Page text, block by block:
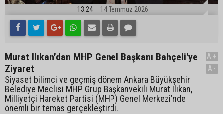
13:24 14 Temmuz 2026
Murat Ilıkan’dan MHP Genel Başkanı Bahçeli'ye
Ziyaret
Siyaset bilimci ve geçmiş dönem Ankara Büyükşehir
Belediye Meclisi MHP Grup Başkanvekili Murat Ilıkan,
Milliyetçi Hareket Partisi (MHP) Genel Merkezi’nde
önemli bir temas gerçekleştirdi.
A+
A-